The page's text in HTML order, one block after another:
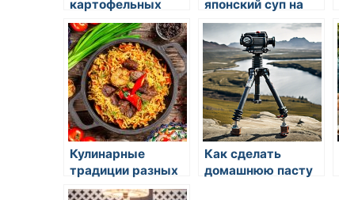
картофельных
чипсов: от закусок
до десертов
японский суп на
основе мисо-
пасты с
водорослями и
творожной
фасолью
Кулинарные
традиции разных
стран
Как сделать
домашнюю пасту